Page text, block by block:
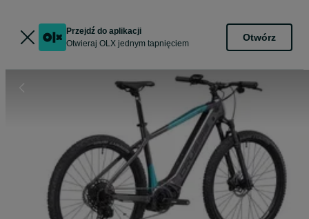
Przejdź do aplikacji
Otwieraj OLX jednym tapnięciem
Otwórz